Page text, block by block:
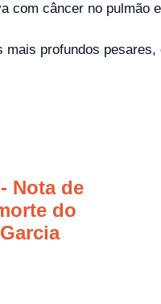
com câncer no pulmão
profundos
Nota de
do